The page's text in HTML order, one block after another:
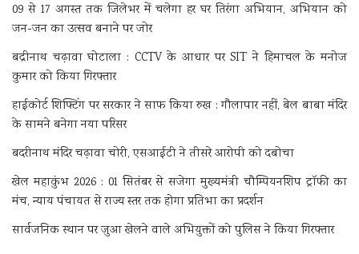
09 से 17 अगस्त तक जिलेभर में चलेगा हर घर तिरंगा अभियान, अभियान को
जन-जन का उत्सव बनाने पर जोर
बद्रीनाथ चढ़ावा घोटाला : CCTV के आधार पर SIT ने हिमाचल के मनोज
कुमार को किया गिरफ्तार
हाईकोर्ट शिफ्टिंग पर सरकार ने साफ किया रुख : गौलापार नहीं, बेल बाबा मंदिर
के सामने बनेगा नया परिसर
बदरीनाथ मंदिर चढ़ावा चोरी, एसआईटी ने तीसरे आरोपी को दबोचा
खेल महाकुंभ 2026 : 01 सितंबर से सजेगा मुख्यमंत्री चौम्पियनशिप ट्रॉफी का
मंच, न्याय पंचायत से राज्य स्तर तक होगा प्रतिभा का प्रदर्शन
सार्वजनिक स्थान पर जुआ खेलने वाले अभियुक्तों को पुलिस ने किया गिरफ्तार